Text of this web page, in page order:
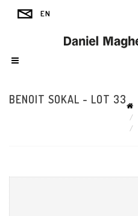
BENOIT SOKAL - LOT 33